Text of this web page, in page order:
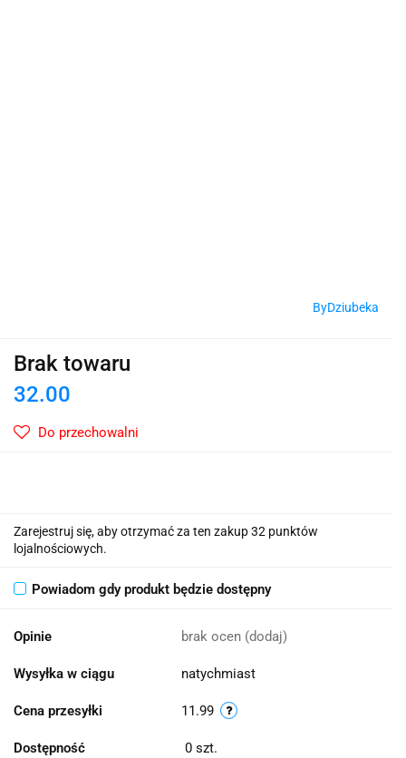
ByDziubeka
Brak towaru
32.00
Do przechowalni
Zarejestruj się, aby otrzymać za ten zakup 32 punktów
lojalnościowych.
Powiadom gdy produkt będzie dostępny
Opinie brak ocen (dodaj)
Wysyłka w ciągu natychmiast
Cena przesyłki 11.99
Dostępność 0 szt.